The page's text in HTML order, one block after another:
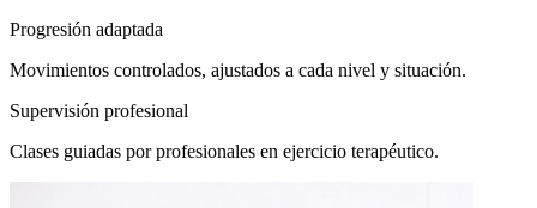
Progresión adaptada
Movimientos controlados, ajustados a cada nivel y situación.
Supervisión profesional
Clases guiadas por profesionales en ejercicio terapéutico.